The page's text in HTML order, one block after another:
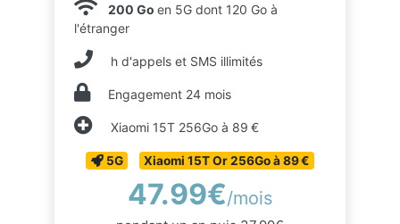
200 Go en 5G dont 120 Go à
l'étranger
h d'appels et SMS illimités
Engagement 24 mois
Xiaomi 15T 256Go à 89 €
5G Xiaomi 15T Or 256Go à 89 €
47.99€/mois